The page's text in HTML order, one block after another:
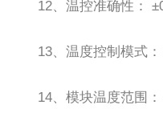
12、温控准确性：
13、温度控制模式：
14、模块温度范围：